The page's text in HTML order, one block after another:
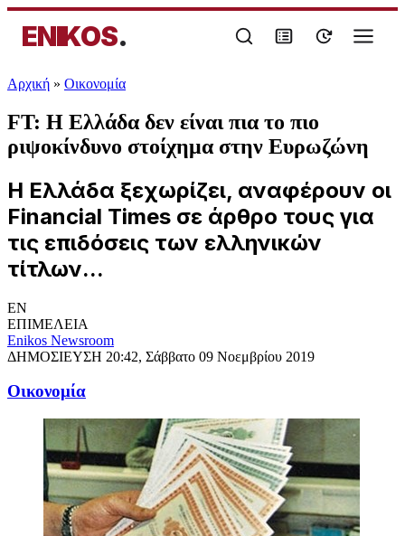
ENIKOS.
Αρχική » Oικονομία
FT: Η Ελλάδα δεν είναι πια το πιο
ριψοκίνδυνο στοίχημα στην Ευρωζώνη
Η Ελλάδα ξεχωρίζει, αναφέρουν οι
Financial Times σε άρθρο τους για
τις επιδόσεις των ελληνικών
τίτλων...
EN
ΕΠΙΜΕΛΕΙΑ
Enikos Newsroom
ΔΗΜΟΣΙΕΥΣΗ 20:42, Σάββατο 09 Νοεμβρίου 2019
Oικονομία